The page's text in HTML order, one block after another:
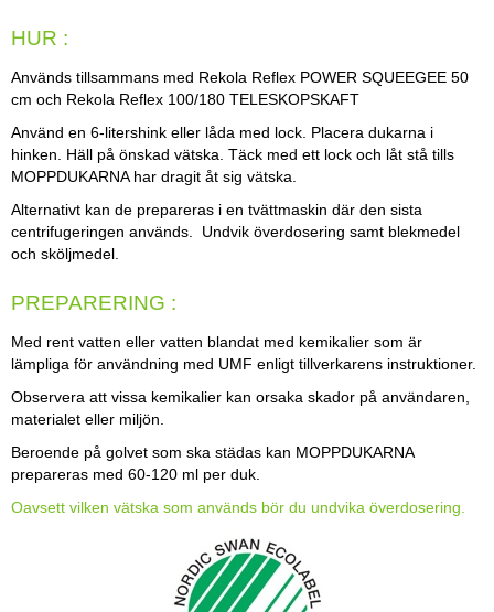
HUR :
Används tillsammans med Rekola Reflex POWER SQUEEGEE 50
cm och Rekola Reflex 100/180 TELESKOPSKAFT
Använd en 6-litershink eller låda med lock. Placera dukarna i
hinken. Häll på önskad vätska. Täck med ett lock och låt stå tills
MOPPDUKARNA har dragit åt sig vätska.
Alternativt kan de prepareras i en tvättmaskin där den sista
centrifugeringen används. Undvik överdosering samt blekmedel
och sköljmedel.
PREPARERING :
Med rent vatten eller vatten blandat med kemikalier som är
lämpliga för användning med UMF enligt tillverkarens instruktioner.
Observera att vissa kemikalier kan orsaka skador på användaren,
materialet eller miljön.
Beroende på golvet som ska städas kan MOPPDUKARNA
prepareras med 60-120 ml per duk.
Oavsett vilken vätska som används bör du undvika överdosering.